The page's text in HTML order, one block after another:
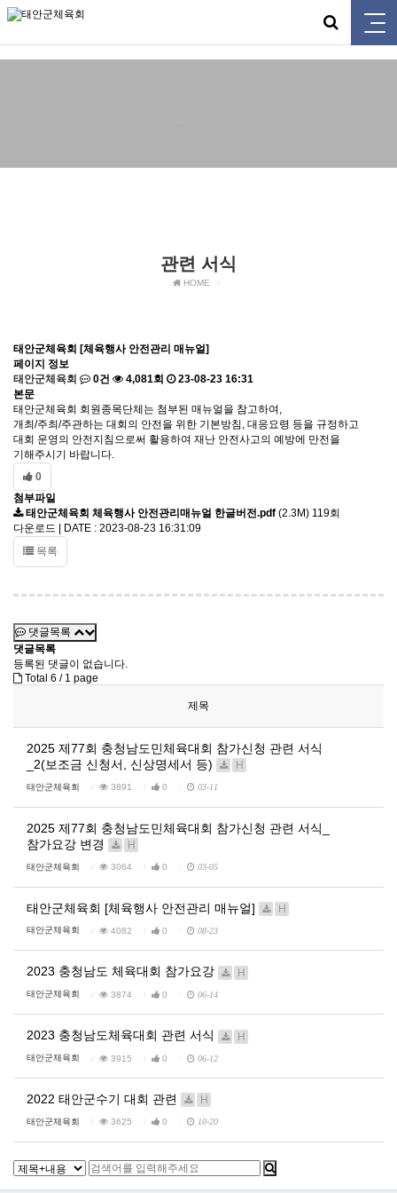
태안군체육회
관련 서식
HOME
태안군체육회 [체육행사 안전관리 매뉴얼]
페이지 정보
태안군체육회
0건 4,081회
23-08-23 16:31
본문
태안군체육회 회원종목단체는 첨부된 매뉴얼을 참고하여,
개최/주최/주관하는 대회의 안전을 위한 기본방침, 대응요령 등을 규정하고
대회 운영의 안전지침으로써 활용하여 재난 안전사고의 예방에 만전을
기해주시기 바랍니다.
0
첨부파일
태안군체육회 체육행사 안전관리매뉴얼 한글버전.pdf (2.3M) 119회
다운로드 | DATE : 2023-08-23 16:31:09
목록
댓글목록
댓글목록
등록된 댓글이 없습니다.
Total 6 /1 page
제목
2025 제77회 충청남도민체육대회 참가신청 관련 서식
_2(보조금 신청서, 신상명세서 등)
H
태안군체육회 3891 0 03-11
2025 제77회 충청남도민체육대회 참가신청 관련 서식_
참가요강 변경
H
태안군체육회 3064 0 03-05
태안군체육회 [체육행사 안전관리 매뉴얼] H
태안군체육회 4082 0 08-23
2023 충청남도 체육대회 참가요강 H
태안군체육회 3874 0 06-14
2023 충청남도체육대회 관련 서식 H
태안군체육회 3915 0 06-12
2022 태안군수기 대회 관련 H
태안군체육회 3625 0 10-20